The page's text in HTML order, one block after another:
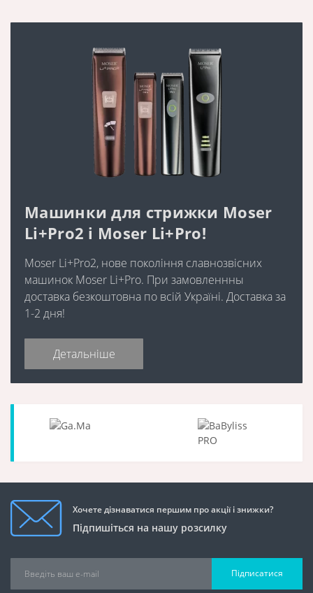
Машинки для стрижки Moser
Li+Pro2 і Moser Li+Pro!
Moser Li+Pro2, нове покоління славнозвісних
машинок Moser Li+Pro. При замовленнны
доставка безкоштовна по всій Україні. Доставка за
1-2 дня!
Детальніше
Хочете дізнаватися першим про акції і знижки?
Підпишіться на нашу розсилку
Підписатися